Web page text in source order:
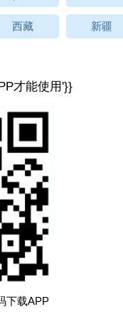
西藏 新疆
才能使用'}}
下载APP